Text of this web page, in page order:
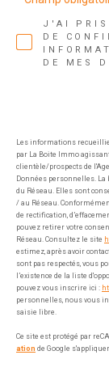
J'AI PRIS
DE
DE MES
Les informations
par La Boite Immo
clientèle/prospects de
Données personnelles.
du Réseau. Elles sont
/ au Réseau.
de rectification,
pouvez retirer votre
Réseau. Consultez le site
estimez, après avoir
sont pas respectés, vous
l’existence de la liste
pouvez vous inscrire ici :
personnelles, nous vous
saisie libre.
Ce site est protégé par
ation de Google